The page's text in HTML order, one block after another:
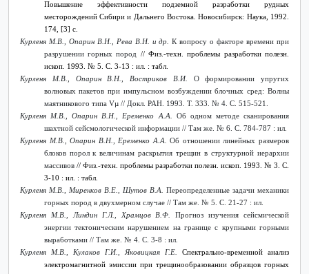
Повышение эффективности подземной разработки рудных
месторождений Сибири и Дальнего Востока. Новосибирск: Наука, 1992.
174, [3] с.
Курленя М.В., Опарин В.Н., Рева В.Н. и др.К вопросу о факторе времени при
разрушении горных пород // Физ.-техн. проблемы разработки полезн.
ископ. 1993. № 5. С. 3-13 : ил. : табл.
Курленя М.В., Опарин В.Н., Востриков В.И. О формировании упругих
волновых пакетов при импульсном возбуждении блочных сред: Волны
маятникового типа Vµ // Докл. РАН. 1993. Т. 333. № 4. С. 515-521.
Курленя М.В., Опарин В.Н., Еременко А.А. Об одном методе сканирования
шахтной сейсмологической информации // Там же. № 6. С. 784-787 : ил.
Курленя М.В., Опарин В.Н., Еременко А.А. Об отношении линейных размеров
блоков порол к величинам раскрытия трещин в структурной иерархии
массивов // Физ.-техн. проблемы разработки полезн. ископ. 1993. № 3. С.
3-10 : ил. : табл.
Курленя М.В., Миренков В.Е., Шутов В.А. Переопределенные задачи механики
горных пород в двухмерном случае // Там же. № 5. С. 21-27 : ил.
Курленя М.В., Линдин Г.Л., Храмцов В.Ф.Прогноз изучения сейсмической
энергии тектоническим нарушением на границе с крупными горными
выработками // Там же. № 4. С. 3-8 : ил.
Курленя М.В., Кулаков Г.И., Яковицкая Г.Е. Спектрально-временной анализ
электромагнитной эмиссии при трещинообразовании образцов горных